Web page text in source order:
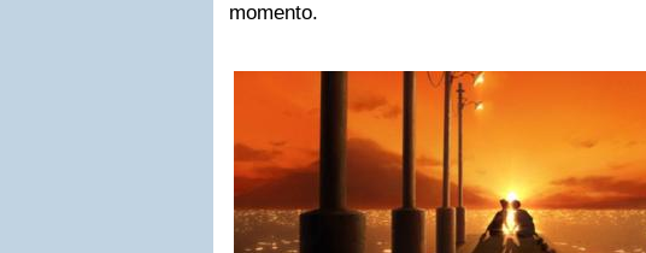
momento.